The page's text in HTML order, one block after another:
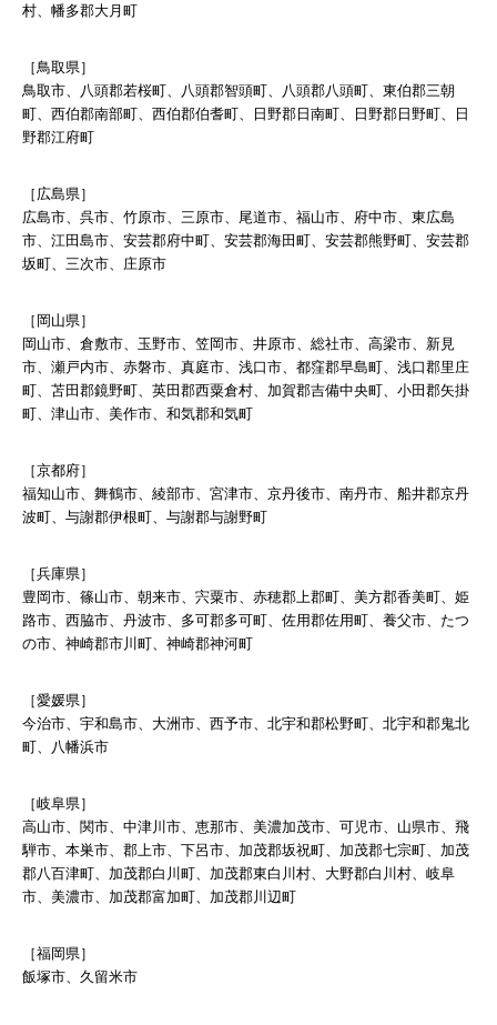
村、幡多郡大月町
［鳥取県］
鳥取市、八頭郡若桜町、八頭郡智頭町、八頭郡八頭町、東伯郡三朝
町、西伯郡南部町、西伯郡伯耆町、日野郡日南町、日野郡日野町、日
野郡江府町
［広島県］
広島市、呉市、竹原市、三原市、尾道市、福山市、府中市、東広島
市、江田島市、安芸郡府中町、安芸郡海田町、安芸郡熊野町、安芸郡
坂町、三次市、庄原市
［岡山県］
岡山市、倉敷市、玉野市、笠岡市、井原市、総社市、高梁市、新見
市、瀬戸内市、赤磐市、真庭市、浅口市、都窪郡早島町、浅口郡里庄
町、苫田郡鏡野町、英田郡西粟倉村、加賀郡吉備中央町、小田郡矢掛
町、津山市、美作市、和気郡和気町
［京都府］
福知山市、舞鶴市、綾部市、宮津市、京丹後市、南丹市、船井郡京丹
波町、与謝郡伊根町、与謝郡与謝野町
［兵庫県］
豊岡市、篠山市、朝来市、宍粟市、赤穂郡上郡町、美方郡香美町、姫
路市、西脇市、丹波市、多可郡多可町、佐用郡佐用町、養父市、たつ
の市、神崎郡市川町、神崎郡神河町
［愛媛県］
今治市、宇和島市、大洲市、西予市、北宇和郡松野町、北宇和郡鬼北
町、八幡浜市
［岐阜県］
高山市、関市、中津川市、恵那市、美濃加茂市、可児市、山県市、飛
騨市、本巣市、郡上市、下呂市、加茂郡坂祝町、加茂郡七宗町、加茂
郡八百津町、加茂郡白川町、加茂郡東白川村、大野郡白川村、岐阜
市、美濃市、加茂郡富加町、加茂郡川辺町
［福岡県］
飯塚市、久留米市